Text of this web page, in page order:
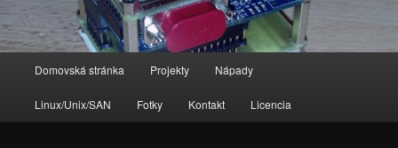
Domovská stránka Projekty Nápady
Linux/Unix/SAN Fotky Kontakt Licencia